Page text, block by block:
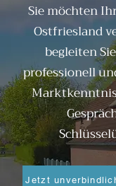
Sie möchten
Ostfriesland
begleiten
professionell
Jetzt